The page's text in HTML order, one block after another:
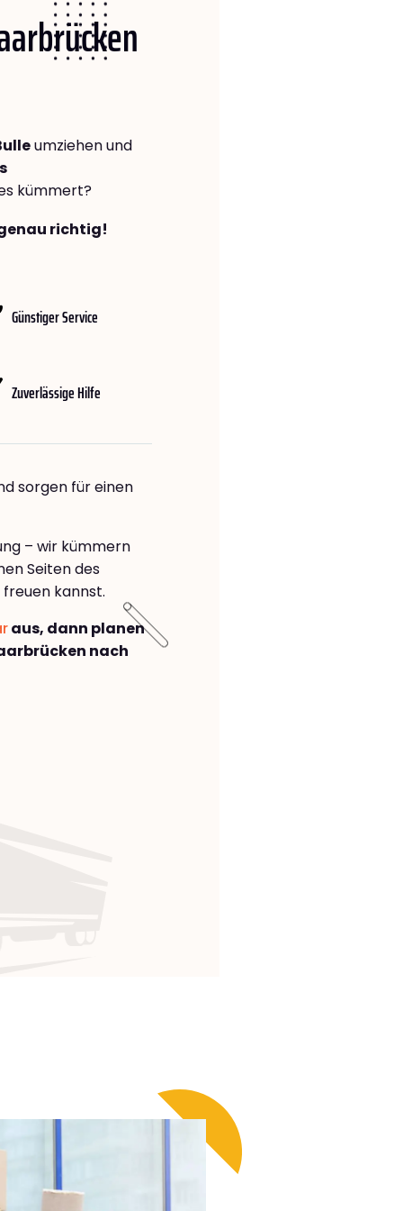
umziehen und
kümmert?
richtig!
Günstiger Service
Zuverlässige Hilfe
sorgen für einen
– wir kümmern
Seiten des
freuen kannst.
aus, dann planen
nach